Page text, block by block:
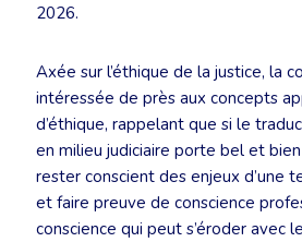
2026.
Axée sur l’éthique de la justice, la
intéressée de près aux concepts
d’éthique, rappelant que si le
en milieu judiciaire porte bel et
rester conscient des enjeux d’une
et faire preuve de conscience
conscience qui peut s’éroder avec